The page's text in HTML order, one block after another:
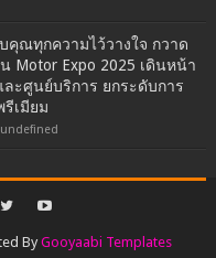
คุณทุกความไว้วางใจ กวาด
Motor Expo 2025 เดินหน้า
ะศูนย์บริการ ยกระดับการ
เมียม
undefined
ByGooyaabi Templates